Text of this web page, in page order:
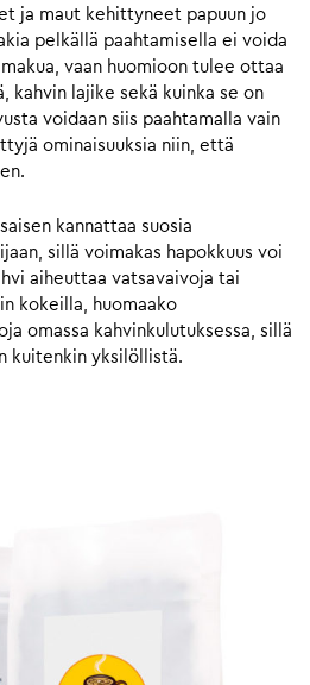
ja maut kehittyneet papuun jo
pelkällä paahtamisella ei voida
vaan huomioon tulee ottaa
kahvin lajike sekä kuinka se on
voidaan siis paahtamalla vain
ominaisuuksia niin, että
kannattaa suosia
sillä voimakas hapokkuus voi
aiheuttaa vatsavaivoja tai
kokeilla, huomaako
omassa kahvinkulutuksessa, sillä
kuitenkin yksilöllistä.